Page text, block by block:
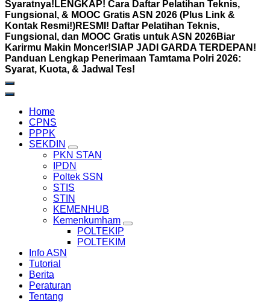
Syaratnya! LENGKAP! Cara Daftar Pelatihan Teknis,
Fungsional, & MOOC Gratis ASN 2026 (Plus Link &
Kontak Resmi!)RESMI! Daftar Pelatihan Teknis,
Fungsional, dan MOOC Gratis untuk ASN 2026Biar
Karirmu Makin Moncer!SIAP JADI GARDA TERDEPAN!
Panduan Lengkap Penerimaan Tamtama Polri 2026:
Syarat, Kuota, & Jadwal Tes!
Home
CPNS
PPPK
SEKDIN
PKN STAN
IPDN
Poltek SSN
STIS
STIN
KEMENHUB
Kemenkumham
POLTEKIP
POLTEKIM
Info ASN
Tutorial
Berita
Peraturan
Tentang